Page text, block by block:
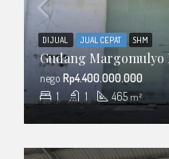
1 1 465 m²
nego Rp4.400.000.000
DIJUAL JUAL CEPAT SHM